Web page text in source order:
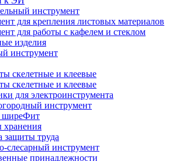
инструмент
для крепления листовых материалов
для работы с кафелем и стеклом
изделия
инструмент
скелетные и клеевые
скелетные и клеевые
для электроинструмента
инструмент
ширеФит
защиты труда
слесарный инструмент
принадлежности